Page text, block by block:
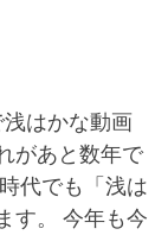
浅はかな動画
があと数年で
代でも「浅は
す。 今年も今